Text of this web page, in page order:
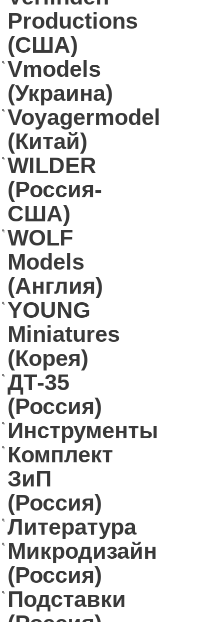
Productions
(США)
Vmodels
(Украина)
Voyagermodel
(Китай)
WILDER
(Россия-
США)
WOLF
Models
(Англия)
YOUNG
Miniatures
(Корея)
ДТ-35
(Россия)
Инструменты
Комплект
ЗиП
(Россия)
Литература
Микродизайн
(Россия)
Подставки